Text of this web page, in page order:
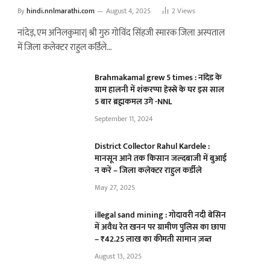
Byhindi.nnlmarathi.com August 4, 2025 2Views
नांदेड़, एम अनिलकुमार| श्री गुरु गोविंद सिंहजी स्मारक जिला अस्पताल
में जिला कलेक्टर राहुल कर्डिले…
Brahmakamal grew 5 times : नांदेड के
ग्राम हालनी में शंकरप्पा हेस्से के घर इस साल
5 बार ब्रह्मकमल उगे -NNL
September 11, 2024
District Collector Rahul Kardele :
मानसून आने तक किसान जल्दबाजी में बुआई
न करें – जिला कलेक्टर राहुल कर्डीले
May 27, 2025
illegal sand mining : गोदावरी नदी बेसिन
में अवैध रेत खनन पर ग्रामीण पुलिस का छापा
– ₹42.25 लाख का कीमती सामान ज़ब्त
August 13, 2025